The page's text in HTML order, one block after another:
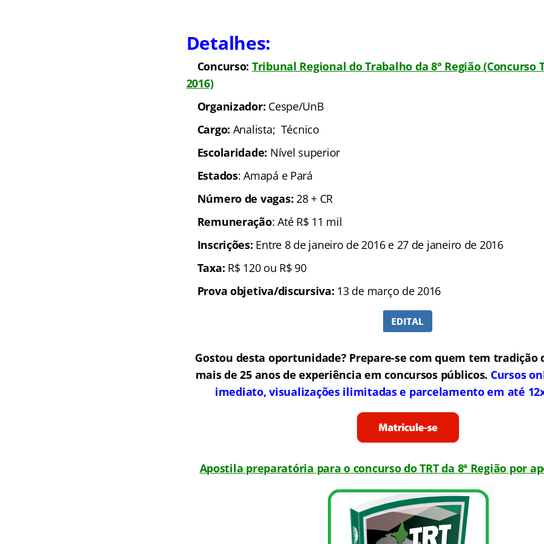
Detalhes:
Concurso: Tribunal Regional do Trabalho da 8° Região(Concurso
2016)
Organizador: Cespe/UnB
Cargo: Analista; Técnico
Escolaridade: Nível superior
Estados: Amapá e Pará
Número de vagas:28 + CR
Remuneração: Até R$ 11 mil
Inscrições: Entre 8 de janeiro de 2016 e 27 de janeiro de 2016
Taxa: R$ 120 ou R$ 90
Prova objetiva/discursiva: 13 de março de 2016
Gostou desta oportunidade? Prepare-se com quem tem tradição
mais de 25 anos de experiência em concursos públicos. Cursos
imediato, visualizações ilimitadas e parcelamento em até
Apostila preparatória para o concurso do TRT da 8ª Região por